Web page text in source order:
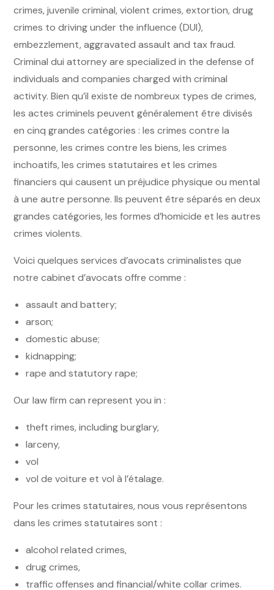
crimes, juvenile criminal, violent crimes, extortion, drug
crimes to driving under the influence (DUI),
embezzlement, aggravated assault and tax fraud.
Criminal dui attorney are specialized in the defense of
individuals and companies charged with criminal
activity. Bien qu’il existe de nombreux types de crimes,
les actes criminels peuvent généralement être divisés
en cinq grandes catégories : les crimes contre la
personne, les crimes contre les biens, les crimes
inchoatifs, les crimes statutaires et les crimes
financiers qui causent un préjudice physique ou mental
à une autre personne. Ils peuvent être séparés en deux
grandes catégories, les formes d’homicide et les autres
crimes violents.
Voici quelques services d’avocats criminalistes que
notre cabinet d’avocats offre comme :
assault and battery;
arson;
domestic abuse;
kidnapping;
rape and statutory rape;
Our law firm can represent you in :
theft rimes, including burglary,
larceny,
vol
vol de voiture et vol à l’étalage.
Pour les crimes statutaires, nous vous représentons
dans les crimes statutaires sont :
alcohol related crimes,
drug crimes,
traffic offenses and financial/white collar crimes.